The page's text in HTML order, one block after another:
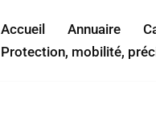
Accueil Annuaire
Protection, mobilité,